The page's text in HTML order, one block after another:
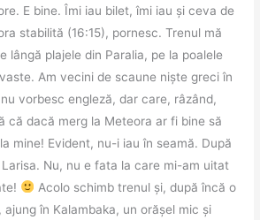
E bine. Îmi iau bilet, îmi iau și ceva de
stabilită (16:15), pornesc. Trenul mă
lângă plajele din Paralia, pe la poalele
Am vecini de scaune niște greci în
vorbesc engleză, dar care, râzând,
că dacă merg la Meteora ar fi bine să
mine! Evident, nu-i iau în seamă. După
Nu, nu e fata la care mi-am uitat
Acolo schimb trenul și, după încă o
în Kalambaka, un orășel mic și